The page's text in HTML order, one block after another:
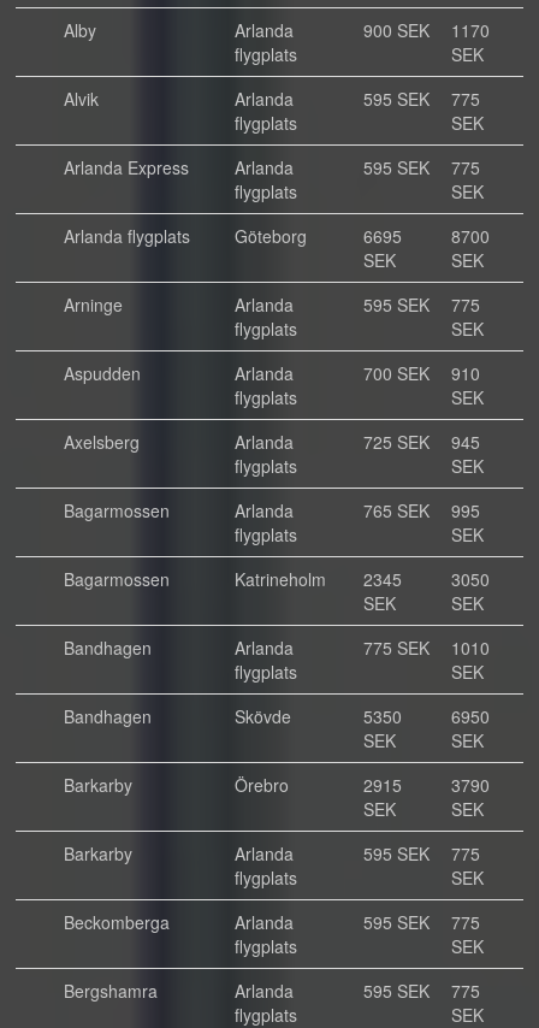
Alby
Arlanda
flygplats
900 SEK
1170
SEK
Alvik
Arlanda
flygplats
595 SEK
775
SEK
Arlanda Express
Arlanda
flygplats
595 SEK
775
SEK
Arlanda flygplats
Göteborg
6695
SEK
8700
SEK
Arninge
Arlanda
flygplats
595 SEK
775
SEK
Aspudden
Arlanda
flygplats
700 SEK
910
SEK
Axelsberg
Arlanda
flygplats
725 SEK
945
SEK
Bagarmossen
Arlanda
flygplats
765 SEK
995
SEK
Bagarmossen
Katrineholm
2345
SEK
3050
SEK
Bandhagen
Arlanda
flygplats
775 SEK
1010
SEK
Bandhagen
Skövde
5350
SEK
6950
SEK
Barkarby
Örebro
2915
SEK
3790
SEK
Barkarby
Arlanda
flygplats
595 SEK
775
SEK
Beckomberga
Arlanda
flygplats
595 SEK
775
SEK
Bergshamra
Arlanda
flygplats
595 SEK
775
SEK